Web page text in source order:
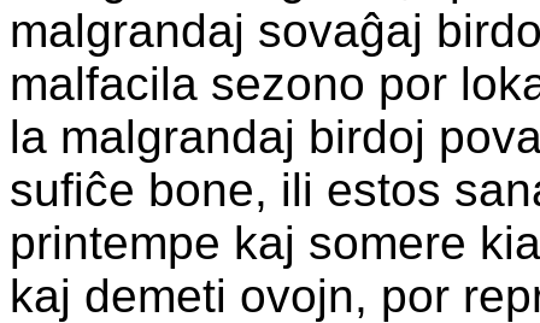
malgrandaj sovaĝaj
malfacila sezono por
la malgrandaj birdoj
sufiĉe bone, ili estos
printempe kaj somere
kaj demeti ovojn, por